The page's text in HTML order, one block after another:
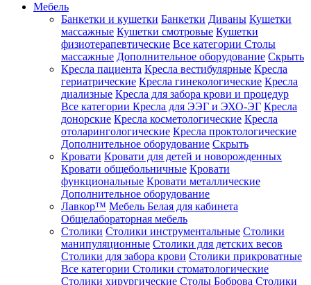
Мебель
Банкетки и кушетки Банкетки Диваны Кушетки
массажные Кушетки смотровые Кушетки
физиотерапевтические Все категории Столы
массажные Дополнительное оборудование Скрыть
Кресла пациента Кресла вестибулярные Кресла
гериатрические Кресла гинекологические Кресла
диализные Кресла для забора крови и процедур
Все категории Кресла для ЭЭГ и ЭХО-ЭГ Кресла
донорские Кресла косметологические Кресла
отоларингологические Кресла проктологические
Дополнительное оборудование Скрыть
Кровати Кровати для детей и новорожденных
Кровати общебольничные Кровати
функциональные Кровати металлические
Дополнительное оборудование
Лавкор™ Мебель Белая для кабинета
Общелабораторная мебель
Столики Столики инструментальные Столики
манипуляционные Столики для детских весов
Столики для забора крови Столики прикроватные
Все категории Столики стоматологические
Столики хирургические Столы Боброва Столики